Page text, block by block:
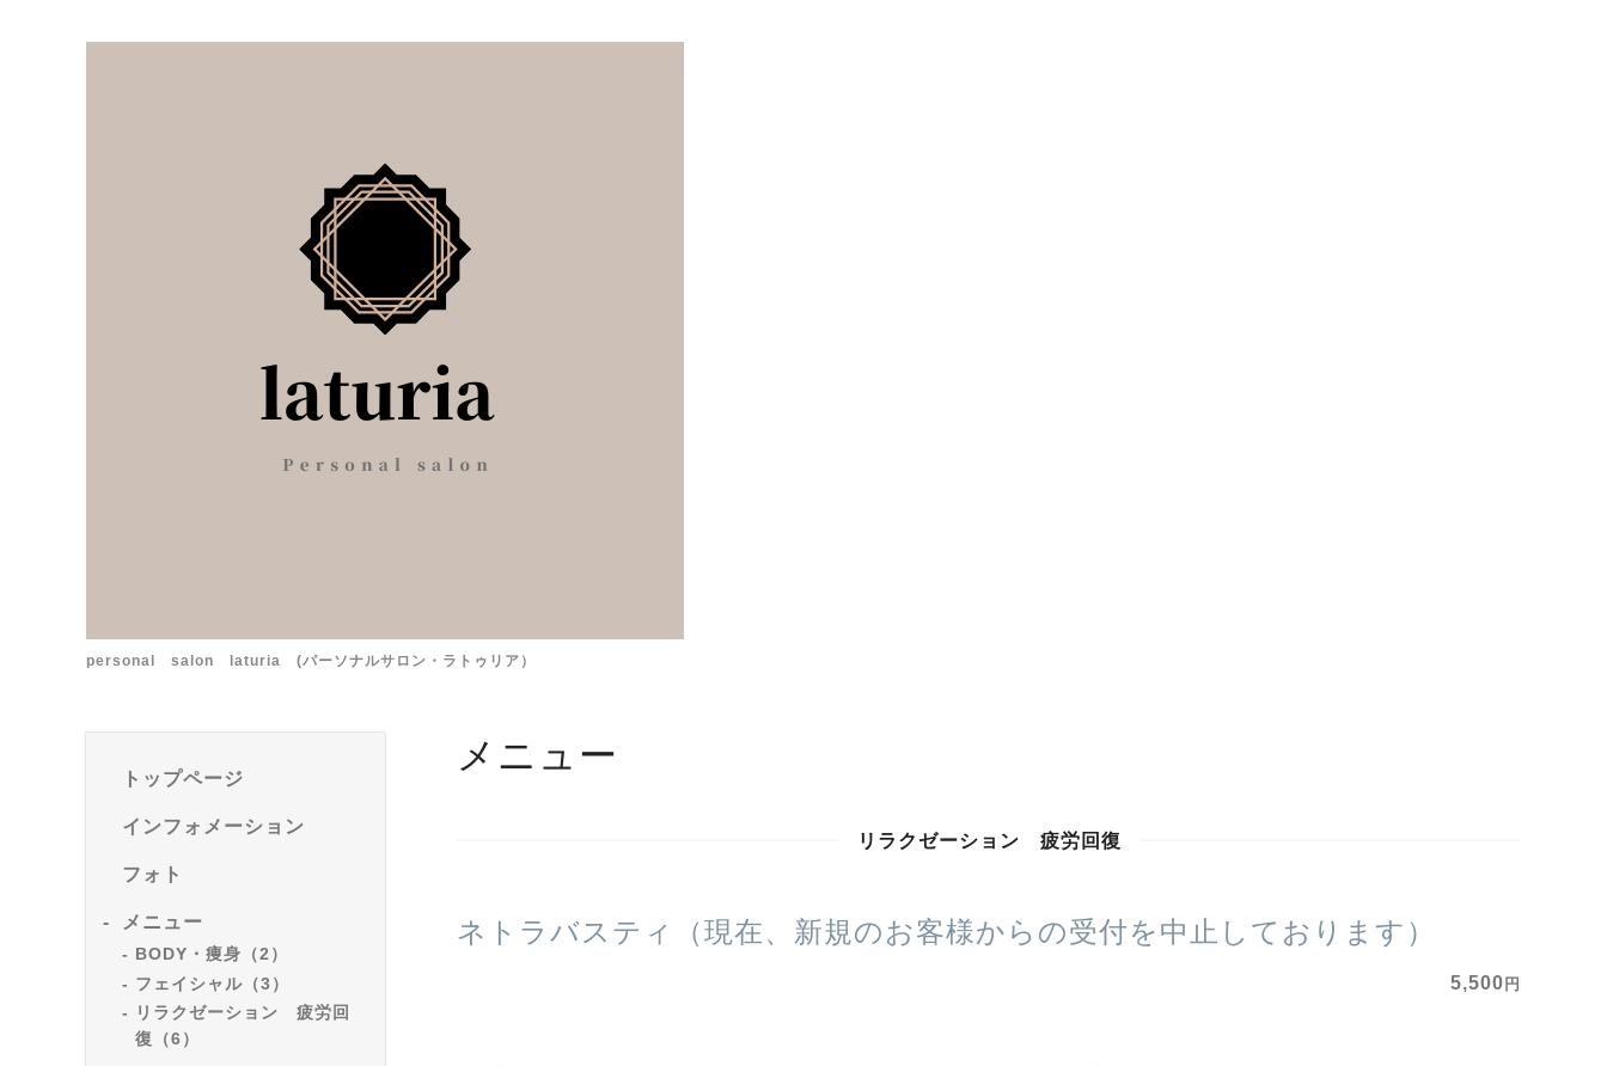
personal salon laturia (パーソナルサロン・ラトゥリア）
トップページ
インフォメーション
フォト
メニュー
BODY・痩身（2）
フェイシャル（3）
リラクゼーション 疲労回
復（6）
メニュー
リラクゼーション 疲労回復
ネトラバスティ（現在、新規のお客様からの受付を中止しております）
5,500 円